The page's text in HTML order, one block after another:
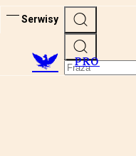
Serwisy
PRO